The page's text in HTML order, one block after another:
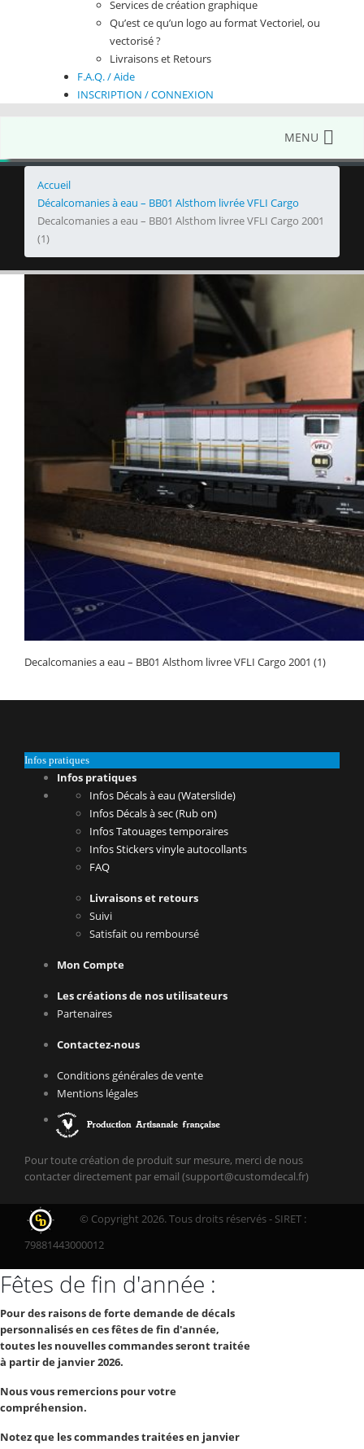
Services de création graphique
Qu’est ce qu’un logo au format Vectoriel, ou
vectorisé ?
Livraisons et Retours
F.A.Q. / Aide
INSCRIPTION / CONNEXION
MENU
Accueil
Décalcomanies à eau – BB01 Alsthom livrée VFLI Cargo
Decalcomanies a eau – BB01 Alsthom livree VFLI Cargo 2001
(1)
Decalcomanies a eau – BB01 Alsthom livree VFLI Cargo 2001 (1)
Infos pratiques
Infos pratiques
Infos Décals à eau (Waterslide)
Infos Décals à sec (Rub on)
Infos Tatouages temporaires
Infos Stickers vinyle autocollants
FAQ
Livraisons et retours
Suivi
Satisfait ou remboursé
Mon Compte
Les créations de nos utilisateurs
Partenaires
Contactez-nous
Conditions générales de vente
Mentions légales
Pour toute création de produit sur mesure, merci de nous
contacter directement par email (support@customdecal.fr)
© Copyright 2026. Tous droits réservés - SIRET :
79881443000012
Fêtes de fin d'année :
Pour des raisons de forte demande de décals
personnalisés en ces fêtes de fin d'année,
toutes les nouvelles commandes seront traitée
à partir de janvier 2026.
Nous vous remercions pour votre
compréhension.
Notez que les commandes traitées en janvier